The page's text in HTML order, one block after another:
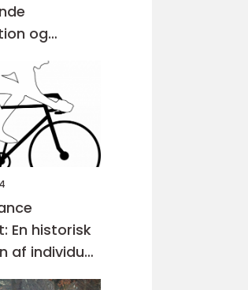
og
En historisk
individuel
snilde